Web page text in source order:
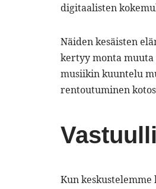
digitaalisten
Näiden kesäisten
kertyy monta muuta
musiikin kuuntelu
rentoutuminen
Kun